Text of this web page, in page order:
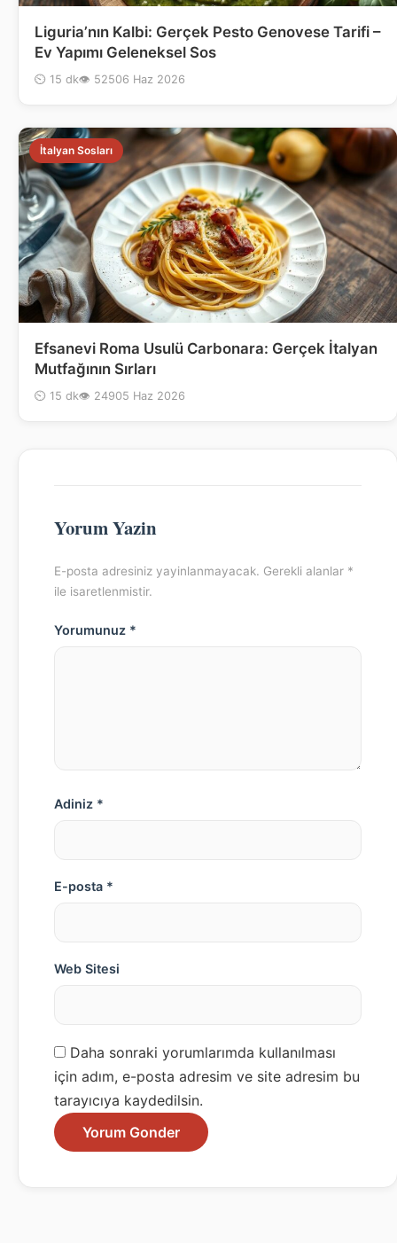
Liguria’nın Kalbi: Gerçek Pesto Genovese Tarifi –
Ev Yapımı Geleneksel Sos
⏲ 15 dk👁 52506 Haz 2026
İtalyan Sosları
Efsanevi Roma Usulü Carbonara: Gerçek İtalyan
Mutfağının Sırları
⏲ 15 dk👁 24905 Haz 2026
Yorum Yazin
E-posta adresiniz yayinlanmayacak. Gerekli alanlar *
ile isaretlenmistir.
Yorumunuz *
Adiniz *
E-posta *
Web Sitesi
Daha sonraki yorumlarımda kullanılması
için adım, e-posta adresim ve site adresim bu
tarayıcıya kaydedilsin.